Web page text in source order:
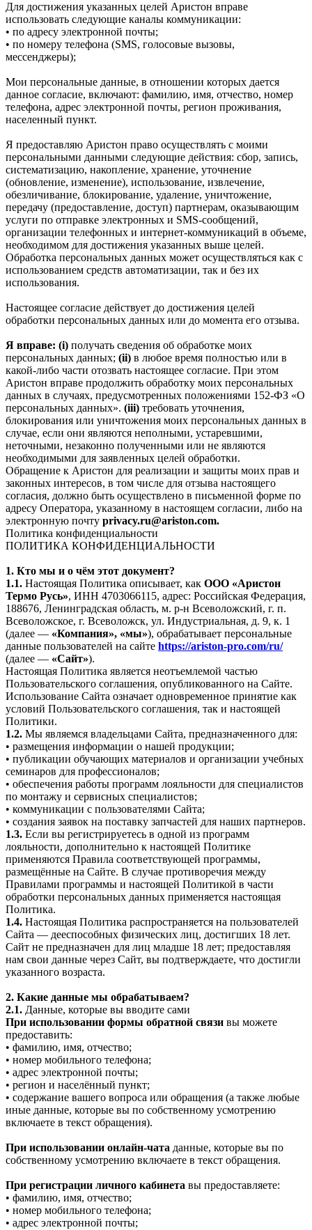
Для достижения указанных целей Аристон вправе
использовать следующие каналы коммуникации:
• по адресу электронной почты;
• по номеру телефона (SMS, голосовые вызовы,
мессенджеры);
Мои персональные данные, в отношении которых дается
данное согласие, включают: фамилию, имя, отчество, номер
телефона, адрес электронной почты, регион проживания,
населенный пункт.
Я предоставляю Аристон право осуществлять с моими
персональными данными следующие действия: сбор, запись,
систематизацию, накопление, хранение, уточнение
(обновление, изменение), использование, извлечение,
обезличивание, блокирование, удаление, уничтожение,
передачу (предоставление, доступ) партнерам, оказывающим
услуги по отправке электронных и SMS‑сообщений,
организации телефонных и интернет‑коммуникаций в объеме,
необходимом для достижения указанных выше целей.
Обработка персональных данных может осуществляться как с
использованием средств автоматизации, так и без их
использования.
Настоящее согласие действует до достижения целей
обработки персональных данных или до момента его отзыва.
Я вправе: (i) получать сведения об обработке моих
персональных данных; (ii) в любое время полностью или в
какой-либо части отозвать настоящее согласие. При этом
Аристон вправе продолжить обработку моих персональных
данных в случаях, предусмотренных положениями 152-ФЗ «О
персональных данных». (iii) требовать уточнения,
блокирования или уничтожения моих персональных данных в
случае, если они являются неполными, устаревшими,
неточными, незаконно полученными или не являются
необходимыми для заявленных целей обработки.
Обращение к Аристон для реализации и защиты моих прав и
законных интересов, в том числе для отзыва настоящего
согласия, должно быть осуществлено в письменной форме по
адресу Оператора, указанному в настоящем согласии, либо на
электронную почту privacy.ru@ariston.com.
Политика конфиденциальности
ПОЛИТИКА КОНФИДЕНЦИАЛЬНОСТИ
1. Кто мы и о чём этот документ?
1.1. Настоящая Политика описывает, как ООО «Аристон
Термо Русь», ИНН 4703066115, адрес: Российская Федерация,
188676, Ленинградская область, м. р-н Всеволожский, г. п.
Всеволожское, г. Всеволожск, ул. Индустриальная, д. 9, к. 1
(далее — «Компания», «мы»), обрабатывает персональные
данные пользователей на сайте https://ariston-pro.com/ru/
(далее — «Сайт»).
Настоящая Политика является неотъемлемой частью
Пользовательского соглашения, опубликованного на Сайте.
Использование Сайта означает одновременное принятие как
условий Пользовательского соглашения, так и настоящей
Политики.
1.2. Мы являемся владельцами Сайта, предназначенного для:
• размещения информации о нашей продукции;
• публикации обучающих материалов и организации учебных
семинаров для профессионалов;
• обеспечения работы программ лояльности для специалистов
по монтажу и сервисных специалистов;
• коммуникации с пользователями Сайта;
• создания заявок на поставку запчастей для наших партнеров.
1.3. Если вы регистрируетесь в одной из программ
лояльности, дополнительно к настоящей Политике
применяются Правила соответствующей программы,
размещённые на Сайте. В случае противоречия между
Правилами программы и настоящей Политикой в части
обработки персональных данных применяется настоящая
Политика.
1.4. Настоящая Политика распространяется на пользователей
Сайта — дееспособных физических лиц, достигших 18 лет.
Сайт не предназначен для лиц младше 18 лет; предоставляя
нам свои данные через Сайт, вы подтверждаете, что достигли
указанного возраста.
2. Какие данные мы обрабатываем?
2.1. Данные, которые вы вводите сами
При использовании формы обратной связи вы можете
предоставить:
• фамилию, имя, отчество;
• номер мобильного телефона;
• адрес электронной почты;
• регион и населённый пункт;
• содержание вашего вопроса или обращения (а также любые
иные данные, которые вы по собственному усмотрению
включаете в текст обращения).
При использовании онлайн-чата данные, которые вы по
собственному усмотрению включаете в текст обращения.
При регистрации личного кабинета вы предоставляете:
• фамилию, имя, отчество;
• номер мобильного телефона;
• адрес электронной почты;